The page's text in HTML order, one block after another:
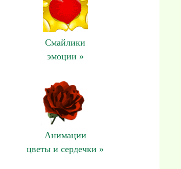
Смайлики
эмоции »
Анимации
цветы и сердечки »